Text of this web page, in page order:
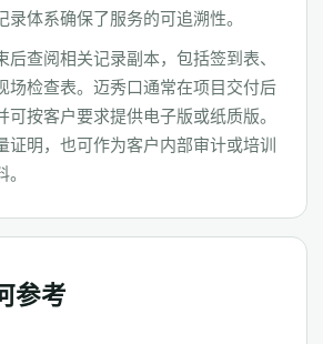
体系确保了服务的可追溯性。
后查阅相关记录副本，包括签到表、
场检查表。迈秀口通常在项目交付后
可按客户要求提供电子版或纸质版。
证明，也可作为客户内部审计或培训
参考